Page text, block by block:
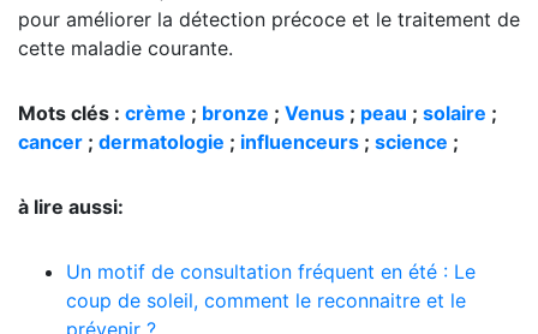
pour améliorer la détection précoce et le traitement de
cette maladie courante.
Mots clés : crème ; bronze ; Venus ; peau ; solaire ;
cancer ; dermatologie ; influenceurs ; science ;
à lire aussi:
Un motif de consultation fréquent en été : Le
coup de soleil, comment le reconnaitre et le
prévenir ?